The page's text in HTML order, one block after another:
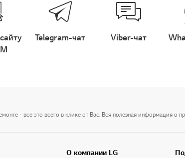
Telegram-чат Viber-чат
- все это всего в клике от Вас. Вся полезная информация о
О компании LG